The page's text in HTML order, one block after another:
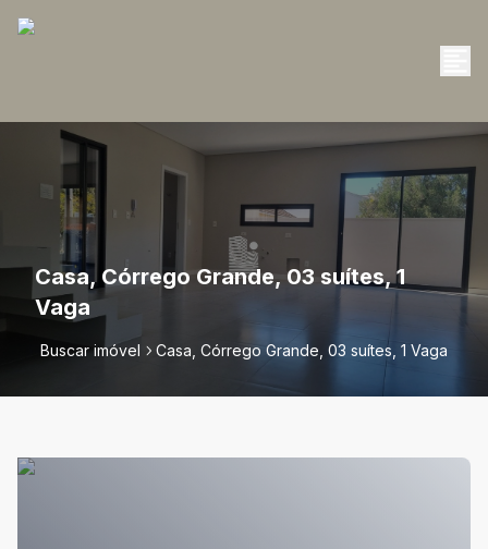
Casa, Córrego Grande, 03 suítes, 1
Vaga
Buscar imóvel Casa, Córrego Grande, 03 suítes, 1 Vaga